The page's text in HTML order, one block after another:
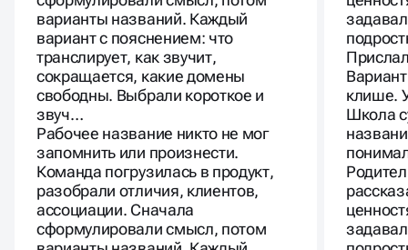
варианты названий. Каждый
вариант с пояснением: что
транслирует, как звучит,
сокращается, какие домены
свободны. Выбрали короткое и
звуч…
Рабочее название никто не мог
запомнить или произнести.
Команда погрузилась в продукт,
разобрали отличия, клиентов,
ассоциации. Сначала
сформулировали смысл, потом
клише.
Школа